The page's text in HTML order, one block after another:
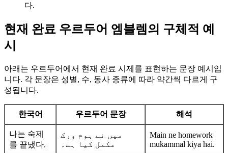
다.
현재 완료 우르두어 엠블렘의 구체적 예
시
아래는 우르두어에서 현재 완료 시제를 표현하는 문장 예시입
니다. 각 문장은 성별, 수, 동사 종류에 따라 약간씩 다르게 구
성됩니다.
한국어 우르두어 문장 해석
나는 숙제
를 끝냈다.
میں نے ہوم ورک
مکمل کیا ہے۔
Main ne homework
mukammal kiya hai.